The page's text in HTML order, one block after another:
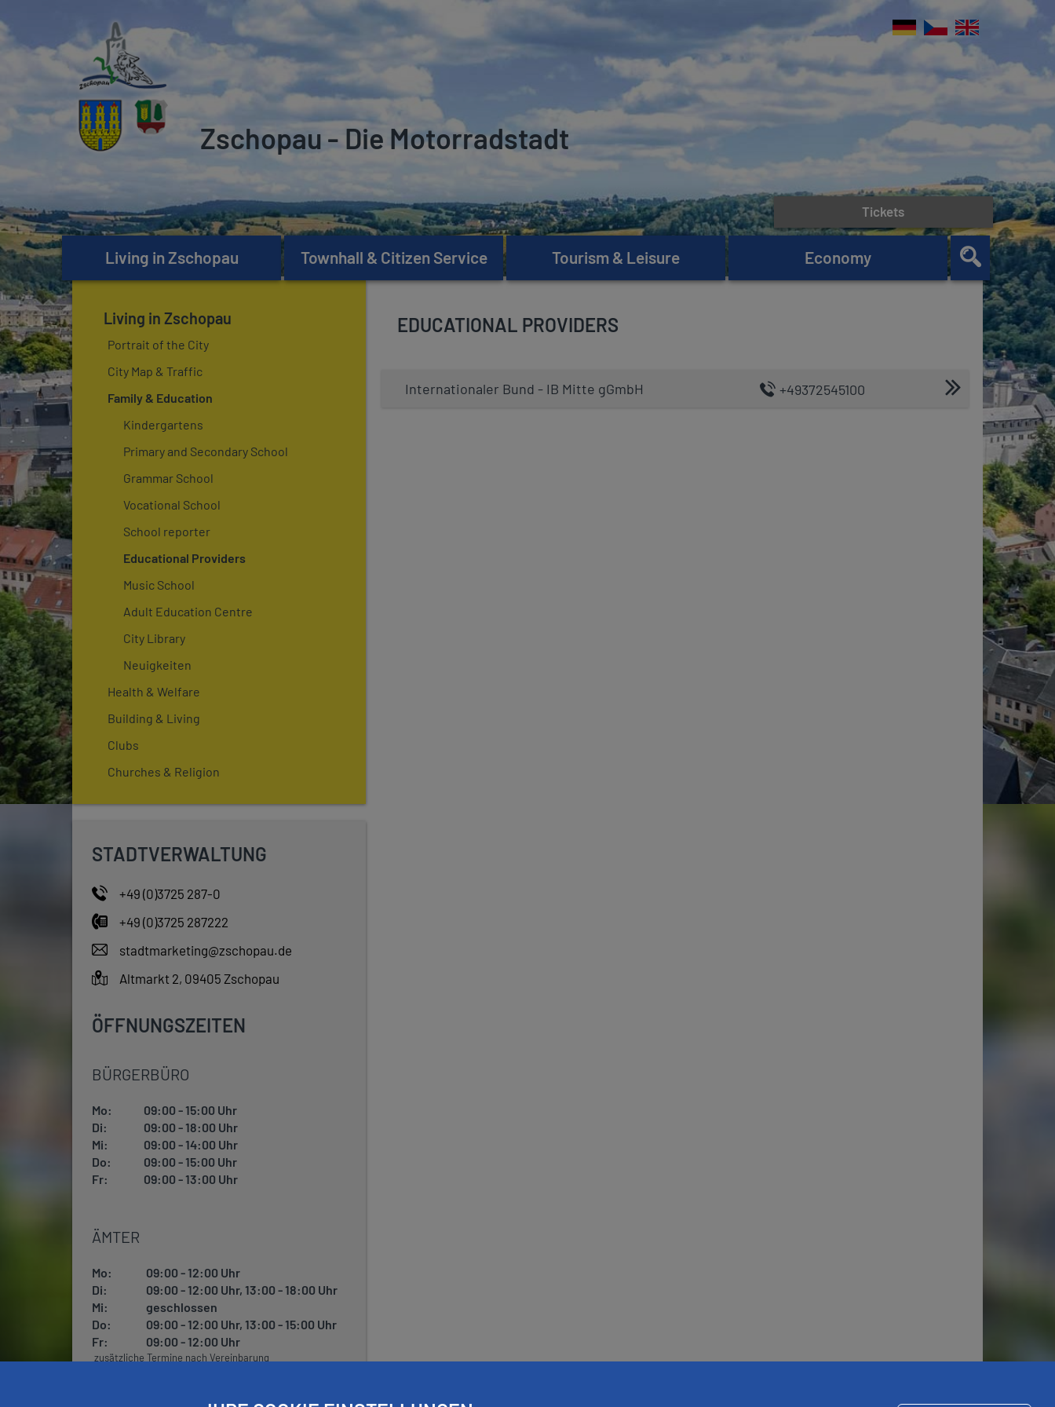
Zschopau - Die Motorradstadt
Living in Zschopau Townhall & Citizen Service Tourism & Leisure Economy
Tickets
Living in Zschopau
Portrait of the City
City Map & Traffic
Family & Education
Kindergartens
Primary and Secondary School
Grammar School
Vocational School
School reporter
Educational Providers
Music School
Adult Education Centre
City Library
Neuigkeiten
Health & Welfare
Building & Living
Clubs
Churches & Religion
STADTVERWALTUNG
+49 (0)3725 287-0
+49 (0)3725 287222
stadtmarketing@zschopau.de
Altmarkt 2, 09405 Zschopau
ÖFFNUNGSZEITEN
BÜRGERBÜRO
Mo:
09:00 - 15:00 Uhr
Di:
09:00 - 18:00 Uhr
Mi:
09:00 - 14:00 Uhr
Do:
09:00 - 15:00 Uhr
Fr:
09:00 - 13:00 Uhr
ÄMTER
Mo:
09:00 - 12:00 Uhr
Di:
09:00 - 12:00 Uhr, 13:00 - 18:00 Uhr
Mi:
geschlossen
Do:
09:00 - 12:00 Uhr, 13:00 - 15:00 Uhr
Fr:
09:00 - 12:00 Uhr
zusätzliche Termine nach Vereinbarung
EDUCATIONAL PROVIDERS
Internationaler Bund - IB Mitte gGmbH +49372545100